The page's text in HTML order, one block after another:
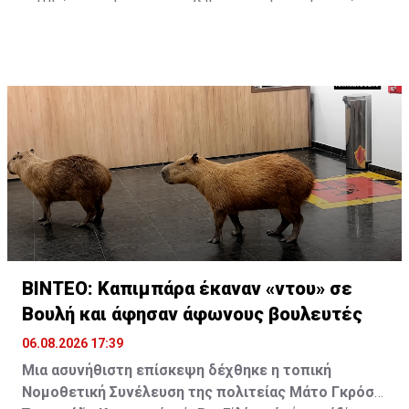
ΒΙΝΤΕΟ: Καπιμπάρα έκαναν «ντου» σε
Βουλή και άφησαν άφωνους βουλευτές
06.08.2026 17:39
Μια ασυνήθιστη επίσκεψη δέχθηκε η τοπική
Νομοθετική Συνέλευση της πολιτείας Μάτο Γκρόσο,